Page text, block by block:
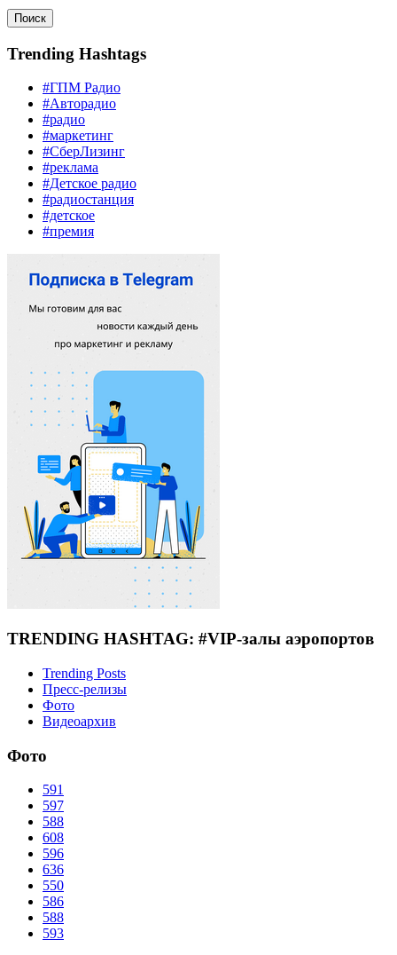
Поиск
Trending Hashtags
#ГПМ Радио
#Авторадио
#радио
#маркетинг
#СберЛизинг
#реклама
#Детское радио
#радиостанция
#детское
#премия
TRENDING HASHTAG: #VIP-залы аэропортов
Trending Posts
Пресс-релизы
Фото
Видеоархив
Фото
591
597
588
608
596
636
550
586
588
593